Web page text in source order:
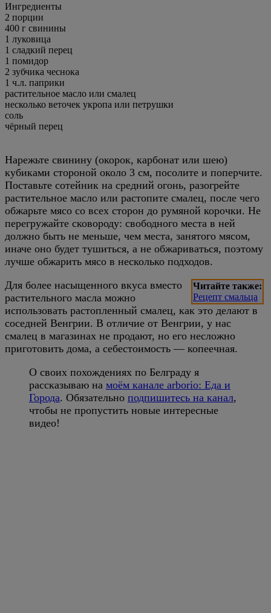
Ингредиенты
2 порции
400 г свинины
1 луковица
1 сладкий перец
1 помидор
2 зубчика чеснока
1 ч.л. паприки
растительное масло или смалец
несколько веточек укропа или петрушки
соль
чёрный перец
Нарежьте свинину (окорок, карбонат или шею)
кубиками стороной около 3 см, посолите и поперчите.
Поставьте сотейник на средний огонь, разогрейте
растительное масло или растопите смалец, после чего
обжарьте мясо со всех сторон до румяной корочки. Не
перегружайте сковороду: свободного места в ней
должно быть не меньше, чем места, занятого мясом,
иначе оно будет тушиться, а не обжариваться, поэтому
лучше обжарить мясо в несколько подходов.
Читайте также:
Рецепт смальца
Для более насыщенного вкуса вместо
растительного масла можно
использовать растопленный смалец, как это делают в
соседней Венгрии. В отличие от Венгрии, у нас
смалец в магазинах не продают, но его несложно
приготовить дома, а себестоимость — копеечная.
О своих похождениях по Белграду я
рассказываю на моём канале arborio: Еда и
Города. Обязательно подпишитесь на канал,
чтобы не пропустить новые интересные
видео!